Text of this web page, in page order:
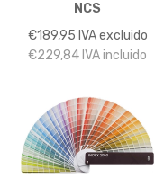
NCS
€189,95 IVA excluido
€229,84 IVA incluido